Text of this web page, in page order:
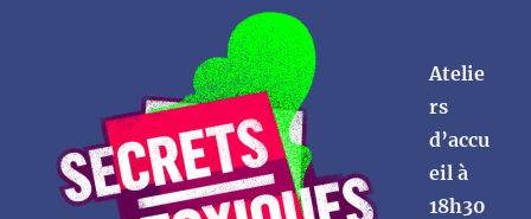
Atelie
rs
d’accu
eil à
18h30